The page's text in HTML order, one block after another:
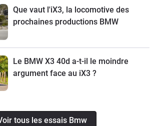
Que vaut l'iX3, la locomotive des
prochaines productions BMW
Le BMW X3 40d a-t-il le moindre
argument face au iX3 ?
tous les essais Bmw